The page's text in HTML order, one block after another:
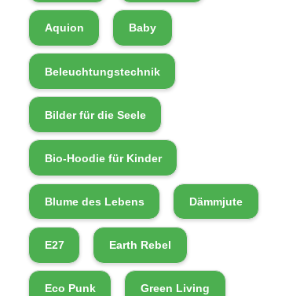
Aquion Baby
Beleuchtungstechnik
Bilder für die Seele
Bio-Hoodie für Kinder
Blume des Lebens Dämmjute
E27 Earth Rebel
Eco Punk Green Living